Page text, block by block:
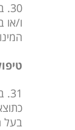
ו/או
בעל